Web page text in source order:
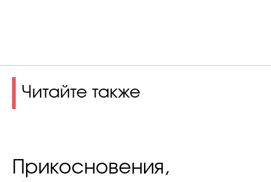
Читайте также
Прикосновения,